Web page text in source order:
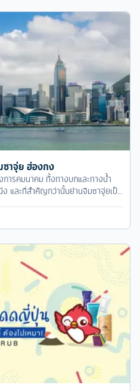
ซาจุ่ย ฮ่องกง
ารคมนาคม ทั้งทางบกและทางน้ำ
ง และที่สำคัญกว่านั้นย่านจิมซาจุ่ยเป็น
ไปลิ้มลองอยู่อีกด้วย ส่วนจะเป็นร้าน
หาร ย่านจิมซาจุ่ย ในฮ่องกงไว้ให้ตาม